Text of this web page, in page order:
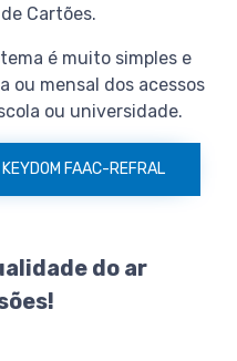
Cartões.
é muito simples e
ou mensal dos acessos
ou universidade.
FAAC-REFRAL
do ar